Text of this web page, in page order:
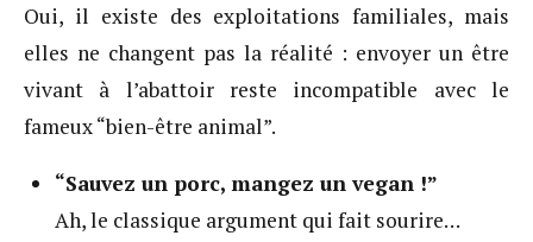
Oui, il existe des exploitations familiales, mais
elles ne changent pas la réalité : envoyer un être
vivant à l’abattoir reste incompatible avec le
fameux “bien-être animal”.
“Sauvez un porc, mangez un vegan !”
Ah, le classique argument qui fait sourire…